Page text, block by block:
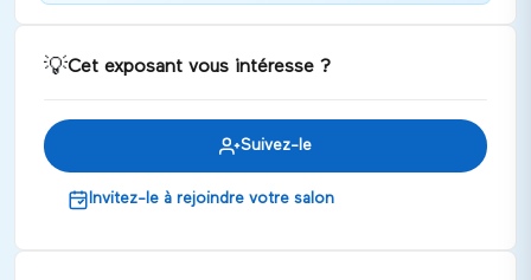
Discuter
💡Cet exposant vous intéresse ?
Suivez-le
Invitez-le à rejoindre votre salon